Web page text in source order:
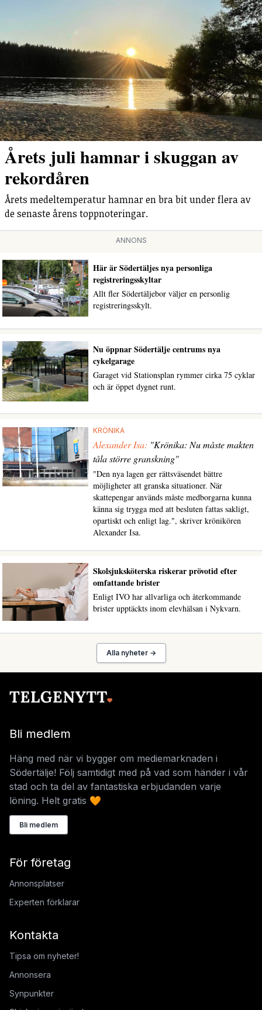
Årets juli hamnar i skuggan av
rekordåren
Årets medeltemperatur hamnar en bra bit under flera av
de senaste årens toppnoteringar.
ANNONS
Här är Södertäljes nya personliga
registreringsskyltar
Allt fler Södertäljebor väljer en personlig
registreringsskylt.
Nu öppnar Södertälje centrums nya
cykelgarage
Garaget vid Stationsplan rymmer cirka 75 cyklar
och är öppet dygnet runt.
KRÖNIKA
Alexander Isa: "Krönika: Nu måste makten
tåla större granskning"
"Den nya lagen ger rättsväsendet bättre
möjligheter att granska situationer. När
skattepengar används måste medborgarna kunna
känna sig trygga med att besluten fattas sakligt,
opartiskt och enligt lag.", skriver krönikören
Alexander Isa.
Skolsjuksköterska riskerar prövotid efter
omfattande brister
Enligt IVO har allvarliga och återkommande
brister upptäckts inom elevhälsan i Nykvarn.
Alla nyheter →
Bli medlem
Häng med när vi bygger om mediemarknaden i
Södertälje! Följ samtidigt med på vad som händer i vår
stad och ta del av fantastiska erbjudanden varje
löning. Helt gratis 🧡
Bli medlem
För företag
Annonsplatser
Experten förklarar
Kontakta
Tipsa om nyheter!
Annonsera
Synpunkter